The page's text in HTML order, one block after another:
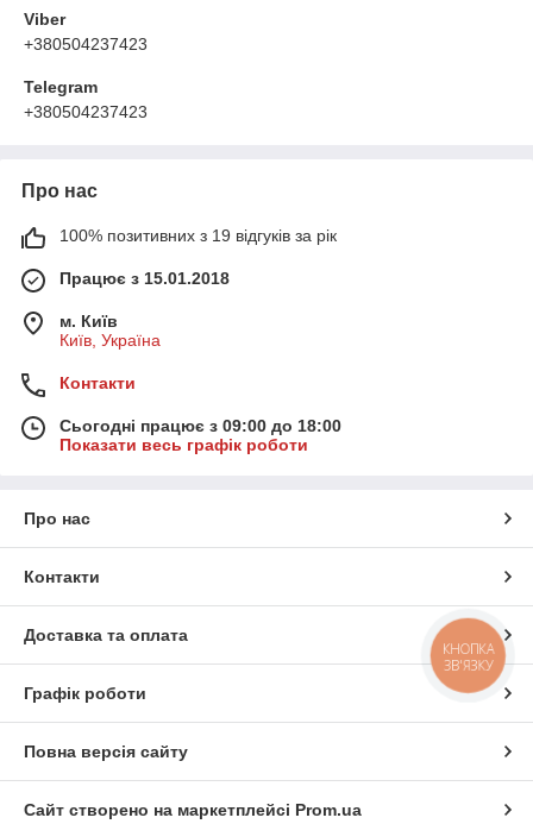
Viber
+380504237423
Telegram
+380504237423
Про нас
100% позитивних з 19 відгуків за рік
Працює з 15.01.2018
м. Київ
Київ, Україна
Контакти
Сьогодні працює з 09:00 до 18:00
Показати весь графік роботи
Про нас
Контакти
Доставка та оплата
Графік роботи
Повна версія сайту
Сайт створено на маркетплейсі Prom.ua
КНОПКА
ЗВ'ЯЗКУ